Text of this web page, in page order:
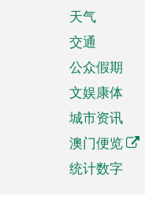
天气
交通
公众假期
文娱康体
城市资讯
澳门便览
统计数字